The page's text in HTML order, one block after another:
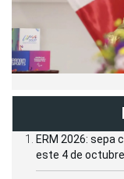
ERM 2026: sepa
este 4 de octubre